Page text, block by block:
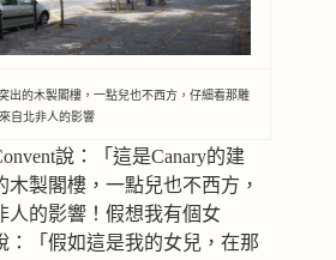
出的木製閣樓，一點兒也不西方，仔細看那雕
自北非人的影響
說：「這是Canary的建
製閣樓，一點兒也不西方，
人的影響！假想我有個女
「假如這是我的女兒，在那